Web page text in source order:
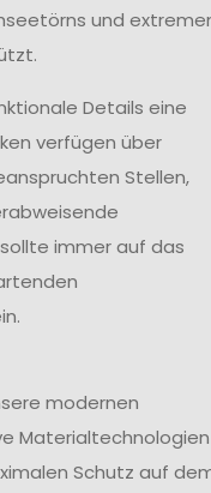
und
Details eine
verfügen über
Stellen,
immer auf das
modernen
Materialtechnologien
Schutz auf